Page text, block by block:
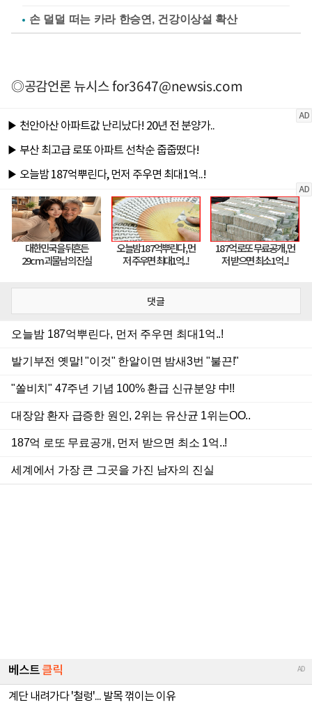
손 덜덜 떠는 카라 한승연, 건강이상설 확산
◎공감언론 뉴시스for3647@newsis.com
댓글